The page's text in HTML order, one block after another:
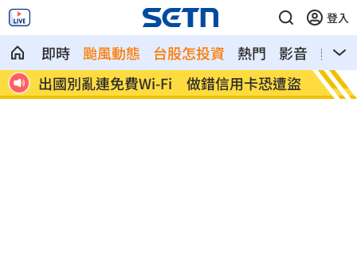
登入
即時 颱風動態 台股怎投資 熱門 影音
熱搜
賽 出國別亂連免費Wi-Fi 做錯信用卡恐遭盜
8月
億